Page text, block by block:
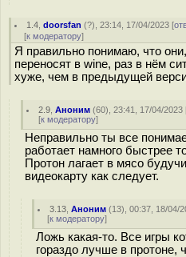
1.4 ,doorsfan (?), 23:14, 17/04/2023 [
[к модератору]
Я правильно понимаю, что
переносят в wine, раз в нём
хуже, чем в предыдущей
2.9 ,Аноним (60), 23:41, 17/04/2023
[к модератору]
Неправильно ты все
работает намного быстрее
Протон лагает в мясо
видеокарту как следует.
3.13 ,Аноним (13), 00:37, 18/04/
[к модератору]
Ложь какая-то. Все игры
гораздо лучше в протоне,